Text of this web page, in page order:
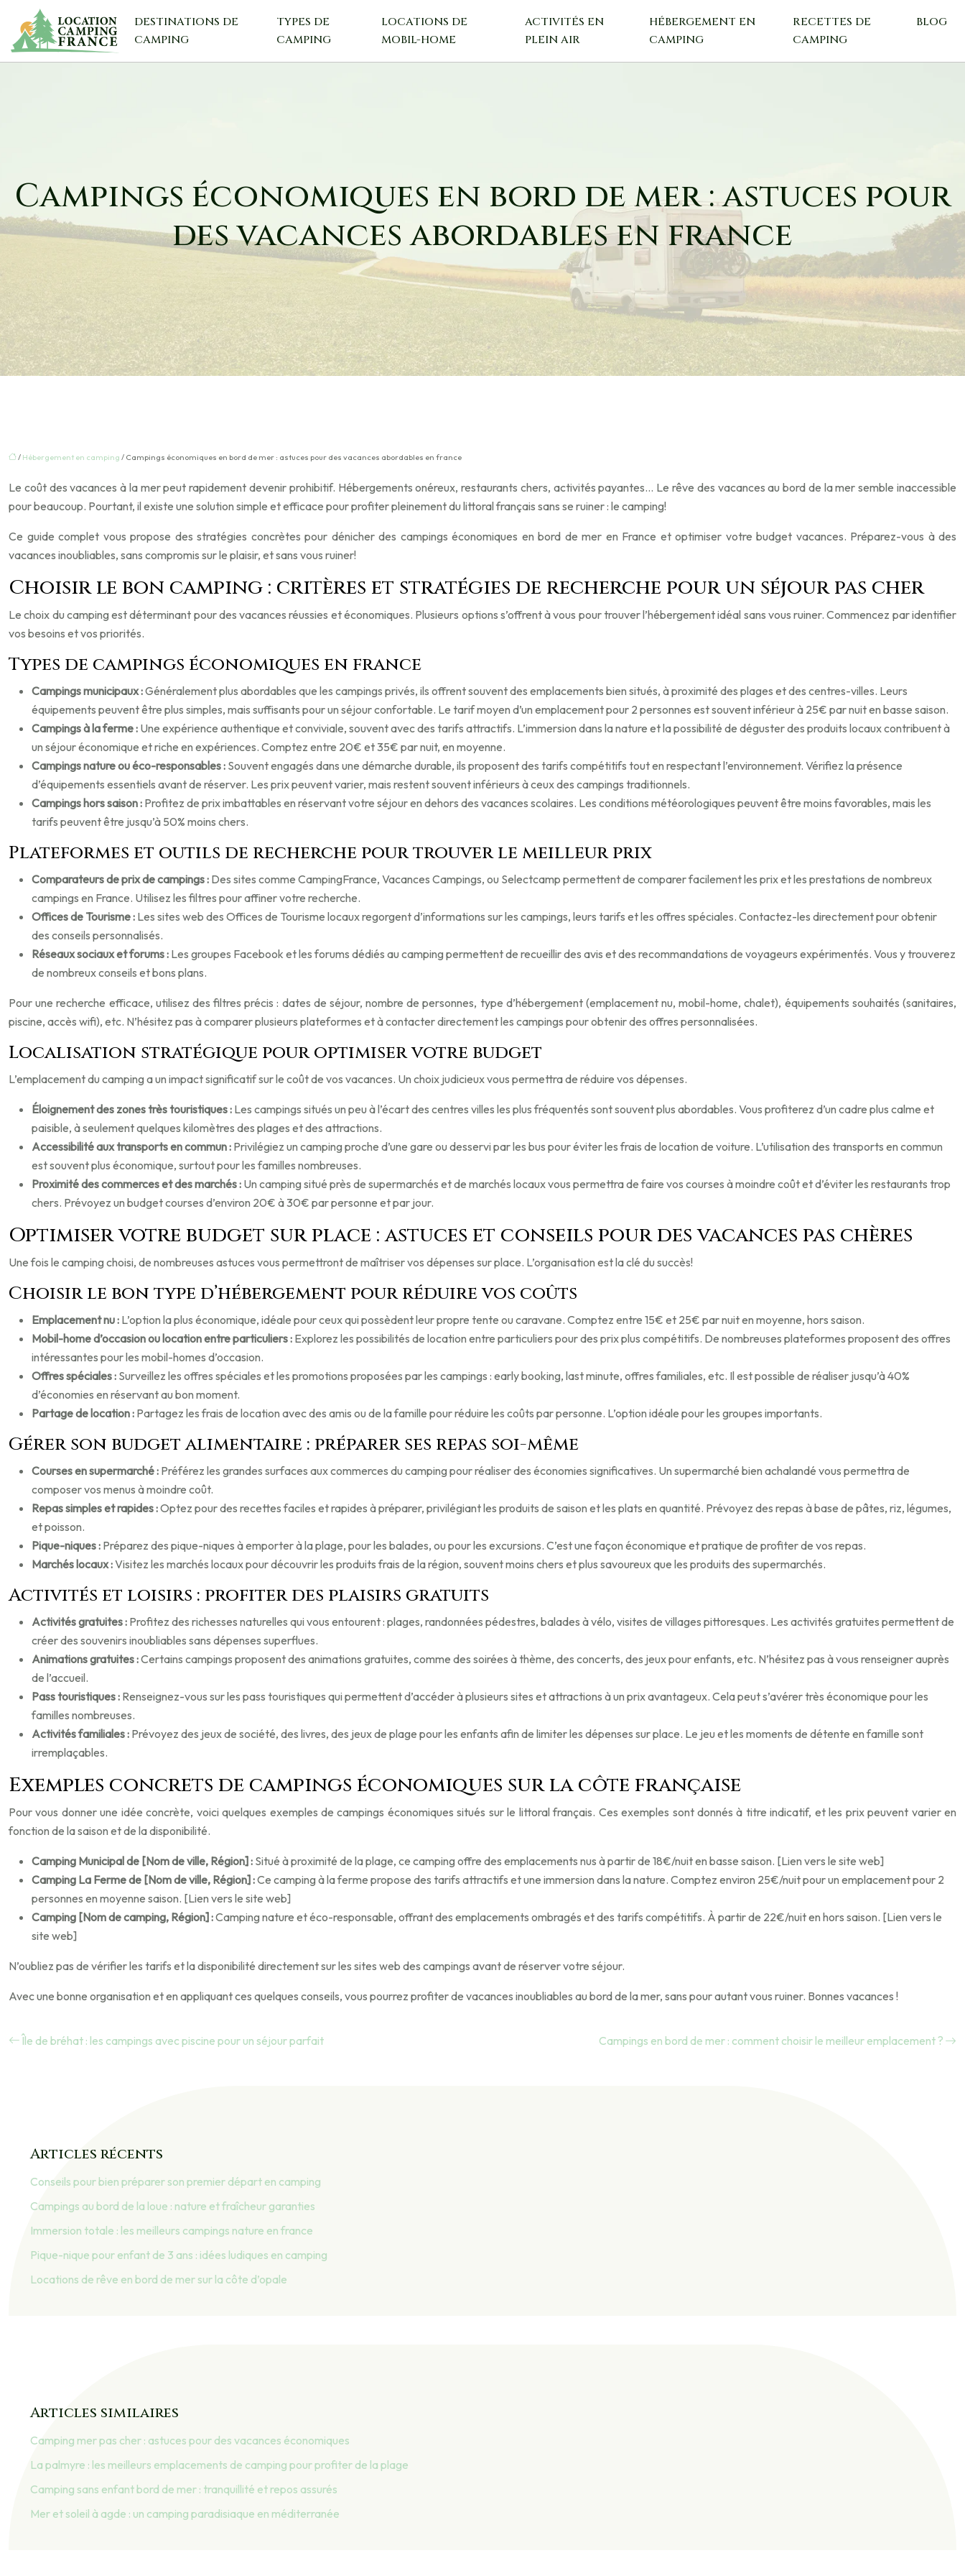
DESTINATIONS DE
CAMPING
TYPES DE
CAMPING
LOCATIONS DE
MOBIL-HOME
ACTIVITÉS EN
PLEIN AIR
HÉBERGEMENT EN
CAMPING
RECETTES DE
CAMPING
BLOG
Campings économiques en bord de mer : astuces pour
des vacances abordables en france
/ Hébergement en camping / Campings économiques en bord de mer : astuces pour des vacances abordables en france
Le coût des vacances à la mer peut rapidement devenir prohibitif. Hébergements onéreux, restaurants chers, activités payantes… Le rêve des vacances au bord de la mer semble inaccessible
pour beaucoup. Pourtant, il existe une solution simple et efficace pour profiter pleinement du littoral français sans se ruiner : le camping!
Ce guide complet vous propose des stratégies concrètes pour dénicher des campings économiques en bord de mer en France et optimiser votre budget vacances. Préparez-vous à des
vacances inoubliables, sans compromis sur le plaisir, et sans vous ruiner!
Choisir le bon camping : critères et stratégies de recherche pour un séjour pas cher
Le choix du camping est déterminant pour des vacances réussies et économiques. Plusieurs options s’offrent à vous pour trouver l’hébergement idéal sans vous ruiner. Commencez par identifier
vos besoins et vos priorités.
Types de campings économiques en france
Campings municipaux :Généralement plus abordables que les campings privés, ils offrent souvent des emplacements bien situés, à proximité des plages et des centres-villes. Leurs
équipements peuvent être plus simples, mais suffisants pour un séjour confortable. Le tarif moyen d’un emplacement pour 2 personnes est souvent inférieur à 25€ par nuit en basse saison.
Campings à la ferme : Une expérience authentique et conviviale, souvent avec des tarifs attractifs. L’immersion dans la nature et la possibilité de déguster des produits locaux contribuent à
un séjour économique et riche en expériences. Comptez entre 20€ et 35€ par nuit, en moyenne.
Campings nature ou éco-responsables : Souvent engagés dans une démarche durable, ils proposent des tarifs compétitifs tout en respectant l’environnement. Vérifiez la présence
d’équipements essentiels avant de réserver. Les prix peuvent varier, mais restent souvent inférieurs à ceux des campings traditionnels.
Campings hors saison : Profitez de prix imbattables en réservant votre séjour en dehors des vacances scolaires. Les conditions météorologiques peuvent être moins favorables, mais les
tarifs peuvent être jusqu’à 50% moins chers.
Plateformes et outils de recherche pour trouver le meilleur prix
Comparateurs de prix de campings : Des sites comme CampingFrance, Vacances Campings, ou Selectcamp permettent de comparer facilement les prix et les prestations de nombreux
campings en France. Utilisez les filtres pour affiner votre recherche.
Offices de Tourisme : Les sites web des Offices de Tourisme locaux regorgent d’informations sur les campings, leurs tarifs et les offres spéciales. Contactez-les directement pour obtenir
des conseils personnalisés.
Réseaux sociaux et forums : Les groupes Facebook et les forums dédiés au camping permettent de recueillir des avis et des recommandations de voyageurs expérimentés. Vous y trouverez
de nombreux conseils et bons plans.
Pour une recherche efficace, utilisez des filtres précis : dates de séjour, nombre de personnes, type d’hébergement (emplacement nu, mobil-home, chalet), équipements souhaités (sanitaires,
piscine, accès wifi), etc. N’hésitez pas à comparer plusieurs plateformes et à contacter directement les campings pour obtenir des offres personnalisées.
Localisation stratégique pour optimiser votre budget
L’emplacement du camping a un impact significatif sur le coût de vos vacances. Un choix judicieux vous permettra de réduire vos dépenses.
Éloignement des zones très touristiques : Les campings situés un peu à l’écart des centres villes les plus fréquentés sont souvent plus abordables. Vous profiterez d’un cadre plus calme et
paisible, à seulement quelques kilomètres des plages et des attractions.
Accessibilité aux transports en commun : Privilégiez un camping proche d’une gare ou desservi par les bus pour éviter les frais de location de voiture. L’utilisation des transports en commun
est souvent plus économique, surtout pour les familles nombreuses.
Proximité des commerces et des marchés : Un camping situé près de supermarchés et de marchés locaux vous permettra de faire vos courses à moindre coût et d’éviter les restaurants trop
chers. Prévoyez un budget courses d’environ 20€ à 30€ par personne et par jour.
Optimiser votre budget sur place : astuces et conseils pour des vacances pas chères
Une fois le camping choisi, de nombreuses astuces vous permettront de maîtriser vos dépenses sur place. L’organisation est la clé du succès!
Choisir le bon type d’hébergement pour réduire vos coûts
Emplacement nu : L’option la plus économique, idéale pour ceux qui possèdent leur propre tente ou caravane. Comptez entre 15€ et 25€ par nuit en moyenne, hors saison.
Mobil-home d’occasion ou location entre particuliers : Explorez les possibilités de location entre particuliers pour des prix plus compétitifs. De nombreuses plateformes proposent des offres
intéressantes pour les mobil-homes d’occasion.
Offres spéciales : Surveillez les offres spéciales et les promotions proposées par les campings : early booking, last minute, offres familiales, etc. Il est possible de réaliser jusqu’à 40%
d’économies en réservant au bon moment.
Partage de location : Partagez les frais de location avec des amis ou de la famille pour réduire les coûts par personne. L’option idéale pour les groupes importants.
Gérer son budget alimentaire : préparer ses repas soi-même
Courses en supermarché : Préférez les grandes surfaces aux commerces du camping pour réaliser des économies significatives. Un supermarché bien achalandé vous permettra de
composer vos menus à moindre coût.
Repas simples et rapides :Optez pour des recettes faciles et rapides à préparer, privilégiant les produits de saison et les plats en quantité. Prévoyez des repas à base de pâtes, riz, légumes,
et poisson.
Pique-niques : Préparez des pique-niques à emporter à la plage, pour les balades, ou pour les excursions. C’est une façon économique et pratique de profiter de vos repas.
Marchés locaux :Visitez les marchés locaux pour découvrir les produits frais de la région, souvent moins chers et plus savoureux que les produits des supermarchés.
Activités et loisirs : profiter des plaisirs gratuits
Activités gratuites : Profitez des richesses naturelles qui vous entourent : plages, randonnées pédestres, balades à vélo, visites de villages pittoresques. Les activités gratuites permettent de
créer des souvenirs inoubliables sans dépenses superflues.
Animations gratuites :Certains campings proposent des animations gratuites, comme des soirées à thème, des concerts, des jeux pour enfants, etc. N’hésitez pas à vous renseigner auprès
de l’accueil.
Pass touristiques : Renseignez-vous sur les pass touristiques qui permettent d’accéder à plusieurs sites et attractions à un prix avantageux. Cela peut s’avérer très économique pour les
familles nombreuses.
Activités familiales : Prévoyez des jeux de société, des livres, des jeux de plage pour les enfants afin de limiter les dépenses sur place. Le jeu et les moments de détente en famille sont
irremplaçables.
Exemples concrets de campings économiques sur la côte française
Pour vous donner une idée concrète, voici quelques exemples de campings économiques situés sur le littoral français. Ces exemples sont donnés à titre indicatif, et les prix peuvent varier en
fonction de la saison et de la disponibilité.
Camping Municipal de [Nom de ville, Région] : Situé à proximité de la plage, ce camping offre des emplacements nus à partir de 18€/nuit en basse saison. [Lien vers le site web]
Camping La Ferme de [Nom de ville, Région] :Ce camping à la ferme propose des tarifs attractifs et une immersion dans la nature. Comptez environ 25€/nuit pour un emplacement pour 2
personnes en moyenne saison. [Lien vers le site web]
Camping [Nom de camping, Région] :Camping nature et éco-responsable, offrant des emplacements ombragés et des tarifs compétitifs. À partir de 22€/nuit en hors saison. [Lien vers le
site web]
N’oubliez pas de vérifier les tarifs et la disponibilité directement sur les sites web des campings avant de réserver votre séjour.
Avec une bonne organisation et en appliquant ces quelques conseils, vous pourrez profiter de vacances inoubliables au bord de la mer, sans pour autant vous ruiner. Bonnes vacances !
Île de bréhat : les campings avec piscine pour un séjour parfait Campings en bord de mer : comment choisir le meilleur emplacement ?
Articles récents
Conseils pour bien préparer son premier départ en camping
Campings au bord de la loue : nature et fraîcheur garanties
Immersion totale : les meilleurs campings nature en france
Pique-nique pour enfant de 3 ans : idées ludiques en camping
Locations de rêve en bord de mer sur la côte d’opale
Articles similaires
Camping mer pas cher : astuces pour des vacances économiques
La palmyre : les meilleurs emplacements de camping pour profiter de la plage
Camping sans enfant bord de mer : tranquillité et repos assurés
Mer et soleil à agde : un camping paradisiaque en méditerranée